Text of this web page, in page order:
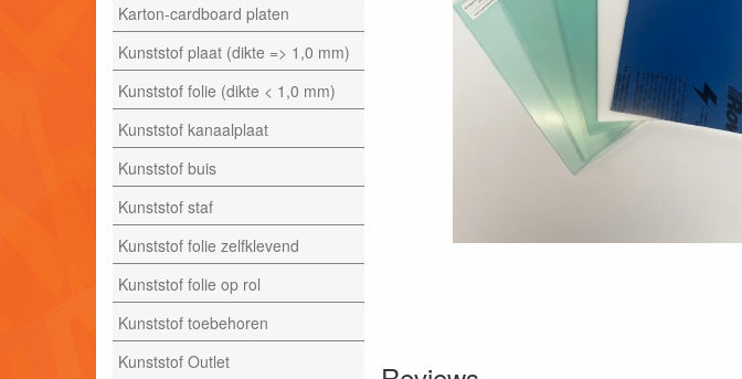
Karton-cardboard platen
Kunststof plaat (dikte => 1,0 mm)
Kunststof folie (dikte < 1,0 mm)
Kunststof kanaalplaat
Kunststof buis
Kunststof staf
Kunststof folie zelfklevend
Kunststof folie op rol
Kunststof toebehoren
Kunststof Outlet